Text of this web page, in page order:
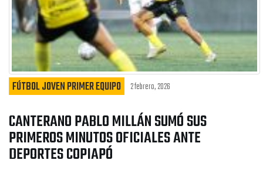
FÚTBOL JOVEN PRIMER EQUIPO 2 febrero, 2026
CANTERANO PABLO MILLÁN SUMÓ SUS
PRIMEROS MINUTOS OFICIALES ANTE
DEPORTES COPIAPÓ